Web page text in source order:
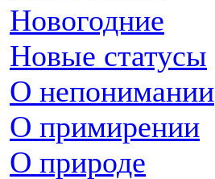
Новогодние
Новые статусы
О непонимании
О примирении
О природе